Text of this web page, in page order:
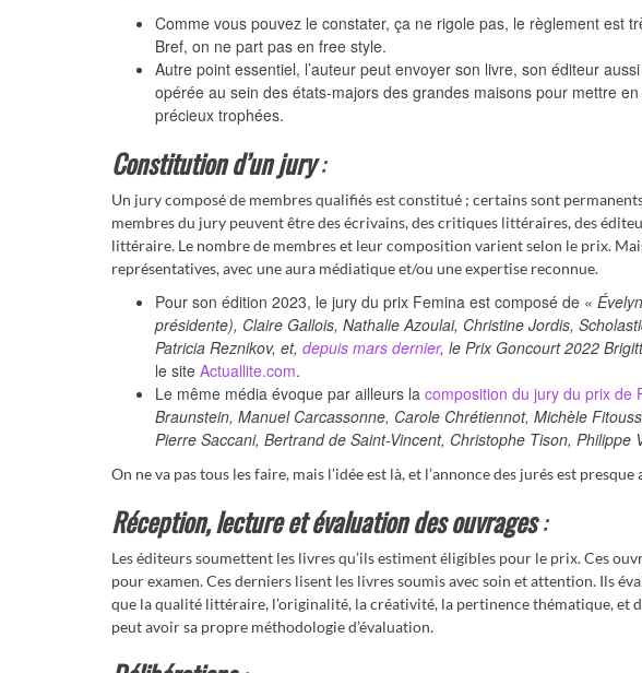
Comme vous pouvez le constater, ça ne rigole pas, le règlement est
Bref, on ne part pas en free style.
Autre point essentiel, l’auteur peut envoyer son livre, son éditeur
opérée au sein des états-majors des grandes maisons pour mettre
précieux trophées.
Constitution d’un jury:
Un jury composé de membres qualifiés est constitué ; certains sont
membres du jury peuvent être des écrivains, des critiques littéraires, des
littéraire. Le nombre de membres et leur composition varient selon le prix.
représentatives, avec une aura médiatique et/ou une expertise reconnue.
Pour son édition 2023, le jury du prix Femina est composé de «
présidente), Claire Gallois, Nathalie Azoulai, Christine Jordis,
Patricia Reznikov, et, depuis mars dernier, le Prix Goncourt 2022
le site Actuallite.com.
Le même média évoque par ailleurs la composition du jury du prix de
Braunstein, Manuel Carcassonne, Carole Chrétiennot, Michèle
Pierre Saccani, Bertrand de Saint-Vincent, Christophe Tison, Philippe
On ne va pas tous les faire, mais l’idée est là, et l’annonce des jurés est
Réception, lecture et évaluation des ouvrages:
Les éditeurs soumettent les livres qu’ils estiment éligibles pour le prix. Ces
pour examen. Ces derniers lisent les livres soumis avec soin et attention. Ils
que la qualité littéraire, l’originalité, la créativité, la pertinence thématique, et
peut avoir sa propre méthodologie d’évaluation.